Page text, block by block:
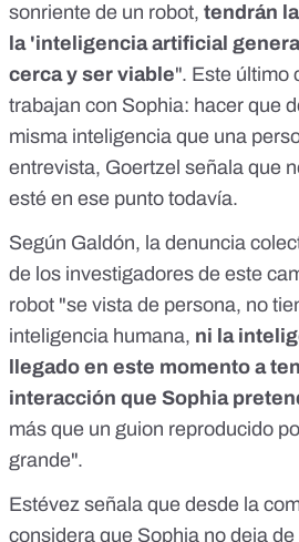
sonriente de un robot, tendrán
la 'inteligencia artificial
cerca y ser viable". Este último
trabajan con Sophia: hacer que
misma inteligencia que una
entrevista, Goertzel señala que
esté en ese punto todavía.
Según Galdón, la denuncia
de los investigadores de este
robot "se vista de persona, no
inteligencia humana, ni la
llegado en este momento a
interacción que Sophia
más que un guion reproducido
grande".
Estévez señala que desde la
considera que Sophia no deja